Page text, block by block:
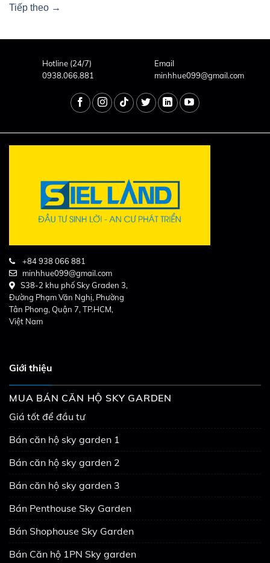
Tiếp theo →
Hotline (24/7)
0938.066.881
Email
minhhue099@gmail.com
+84 938 066 881
minhhue099@gmail.com
S38-2 khu phố Sky Graden 3,
Đường Phạm Văn Nghị, Phường
Tân Phong, Quận 7, TP.HCM,
Việt Nam
Giới thiệu
MUA BÁN CĂN HỘ SKY GARDEN
Giá tốt để đầu tư
Bán căn hộ sky garden 1
Bán căn hộ sky garden 2
Bán căn hộ sky garden 3
Bán Penthouse Sky Garden
Bán Shophouse Sky Garden
Bán Căn hộ 1PN Sky garden